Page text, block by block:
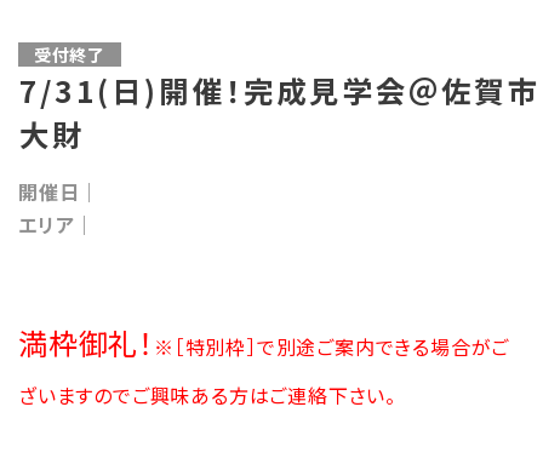
受付終了
7/31(日)開催！完成見学会＠佐賀市
大財
開催日｜
エリア｜
満枠御礼！ ※［特別枠］で別途ご案内できる場合がご
ざいますのでご興味ある方はご連絡下さい。